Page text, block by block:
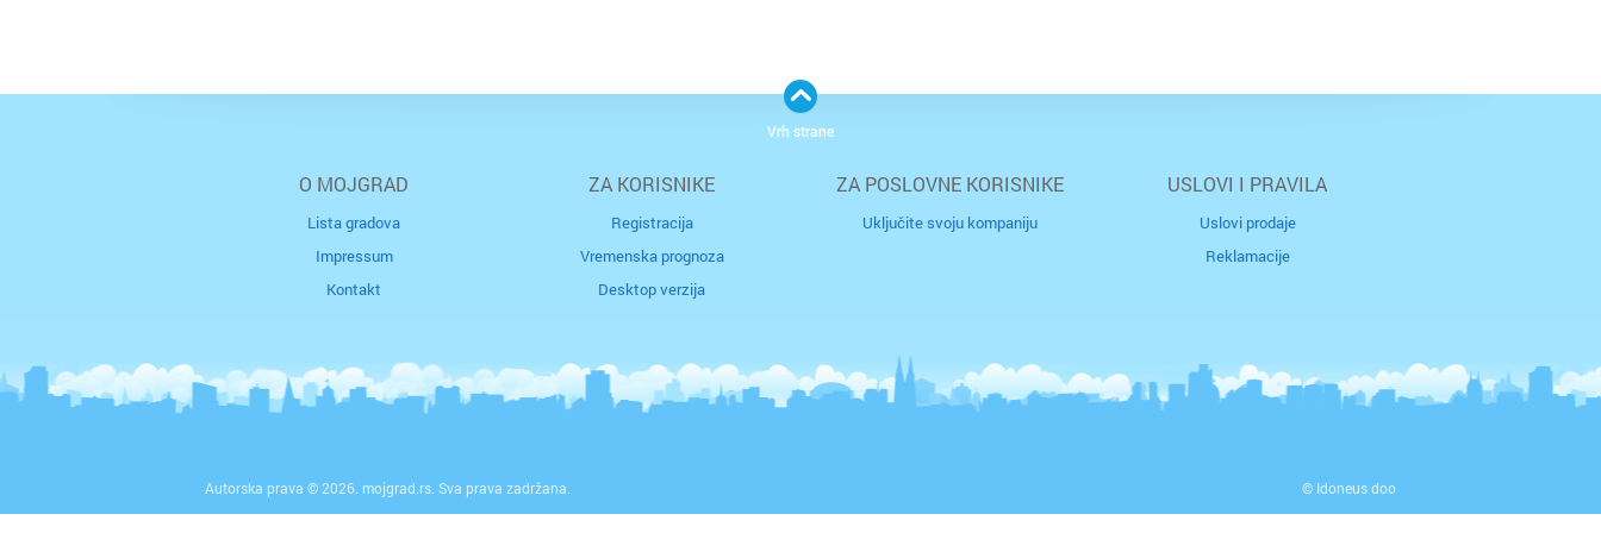
O MOJGRAD
Lista gradova
Impressum
Kontakt
ZA KORISNIKE
Registracija
Vremenska prognoza
Desktop verzija
ZA POSLOVNE KORISNIKE
Uključite svoju kompaniju
USLOVI I PRAVILA
Uslovi prodaje
Reklamacije
Autorska prava © 2026. mojgrad.rs. Sva prava zadržana. © Idoneus doo
Vrh strane